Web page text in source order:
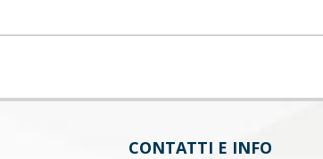
CONTATTI E INFO